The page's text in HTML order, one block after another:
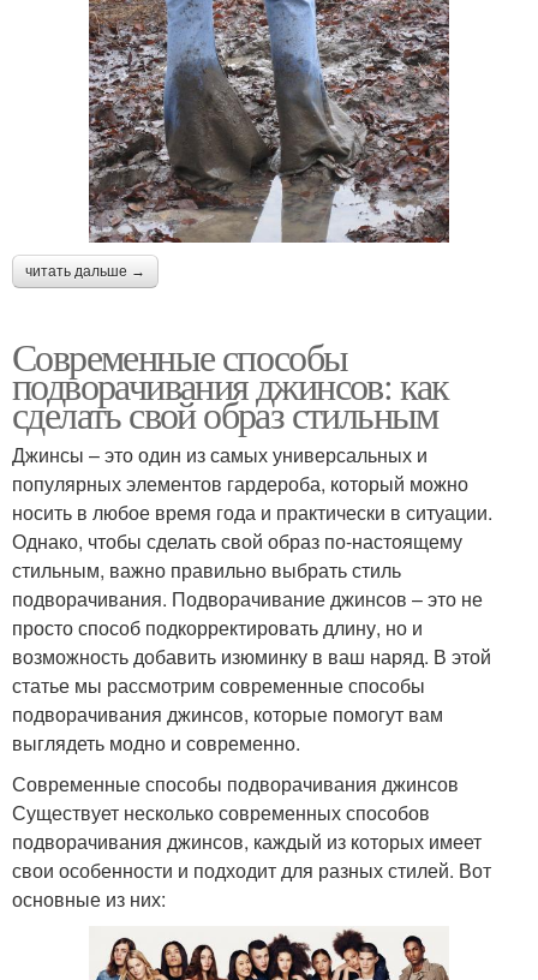
читать дальше →
Современные способы
подворачивания джинсов: как
сделать свой образ стильным
Джинсы – это один из самых универсальных и
популярных элементов гардероба, который можно
носить в любое время года и практически в ситуации.
Однако, чтобы сделать свой образ по-настоящему
стильным, важно правильно выбрать стиль
подворачивания. Подворачивание джинсов – это не
просто способ подкорректировать длину, но и
возможность добавить изюминку в ваш наряд. В этой
статье мы рассмотрим современные способы
подворачивания джинсов, которые помогут вам
выглядеть модно и современно.
Современные способы подворачивания джинсов
Существует несколько современных способов
подворачивания джинсов, каждый из которых имеет
свои особенности и подходит для разных стилей. Вот
основные из них: